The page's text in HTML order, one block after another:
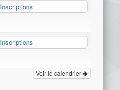
Inscriptions
Inscriptions
Voir le calendrier